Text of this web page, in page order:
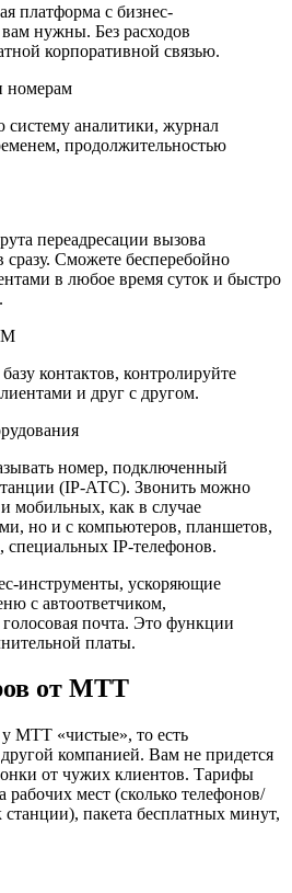
платформа с бизнес-
нужны. Без расходов
корпоративной связью.
номерам
систему аналитики, журнал
продолжительностью
переадресации вызова
Сможете бесперебойно
в любое время суток и быстро
контактов, контролируйте
и друг с другом.
номер, подключенный
(IP-АТС). Звонить можно
мобильных, как в случае
но и с компьютеров, планшетов,
специальных IP-телефонов.
инструменты, ускоряющие
с автоответчиком,
почта. Это функции
платы.
от МТТ
МТТ «чистые», то есть
компанией. Вам не придется
от чужих клиентов. Тарифы
рабочих мест (сколько телефонов/
пакета бесплатных минут,